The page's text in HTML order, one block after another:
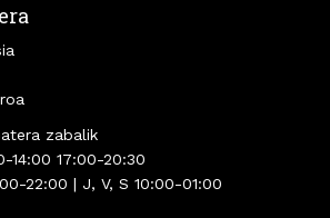
zabalik
14:00 17:00-20:30
22:00 | J, V, S 10:00-01:00